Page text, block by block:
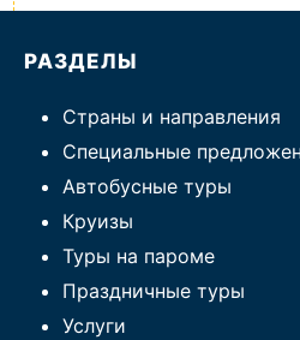
РАЗДЕЛЫ
Страны и направления
Специальные
Автобусные туры
Круизы
Туры на пароме
Праздничные туры
Услуги